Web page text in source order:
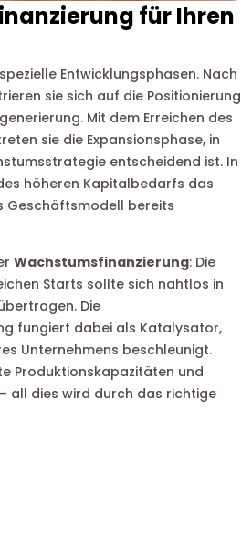
für Ihren
Entwicklungsphasen. Nach
sie sich auf die Positionierung
Mit dem Erreichen des
sie die Expansionsphase, in
entscheidend ist. In
höheren Kapitalbedarfs das
Geschäftsmodell bereits
Wachstumsfinanzierung: Die
Starts sollte sich nahtlos in
Die
fungiert dabei als Katalysator,
Unternehmens beschleunigt.
Produktionskapazitäten und
all dies wird durch das richtige